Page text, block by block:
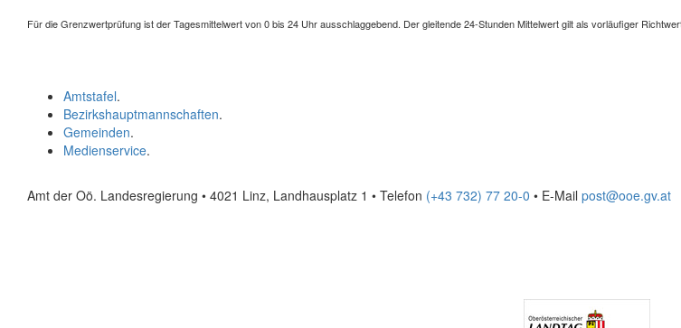
Für die Grenzwertprüfung ist der Tagesmittelwert von 0 bis 24 Uhr ausschlaggebend. Der gleitende 24-Stunden Mittelwert gilt als vorläufiger
Amtstafel.
Bezirkshauptmannschaften.
Gemeinden.
Medienservice.
Amt der Oö. Landesregierung • 4021 Linz, Landhausplatz 1 • Telefon (+43 732) 77 20-0 • E-Mail post@ooe.gv.at